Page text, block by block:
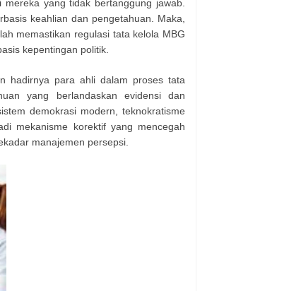
yang tidak bertanggung jawab.
keahlian dan pengetahuan. Maka,
memastikan regulasi tata kelola MBG
kepentingan politik.
hadirnya para ahli dalam proses tata
yang berlandaskan evidensi dan
demokrasi modern, teknokratisme
mekanisme korektif yang mencegah
manajemen persepsi.